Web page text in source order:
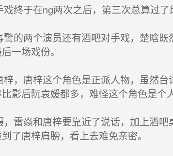
终于在ng两次之后，第三次总算过了
的两个演员还有酒吧对手戏，楚晗既
一场戏份。
，唐梓这个角色是正派人物，虽然
影后阮袁媛都多，难怪这个角色是个
雷焱和唐梓要靠近了说话，加上酒
了唐梓肩膀，看上去难免亲密。